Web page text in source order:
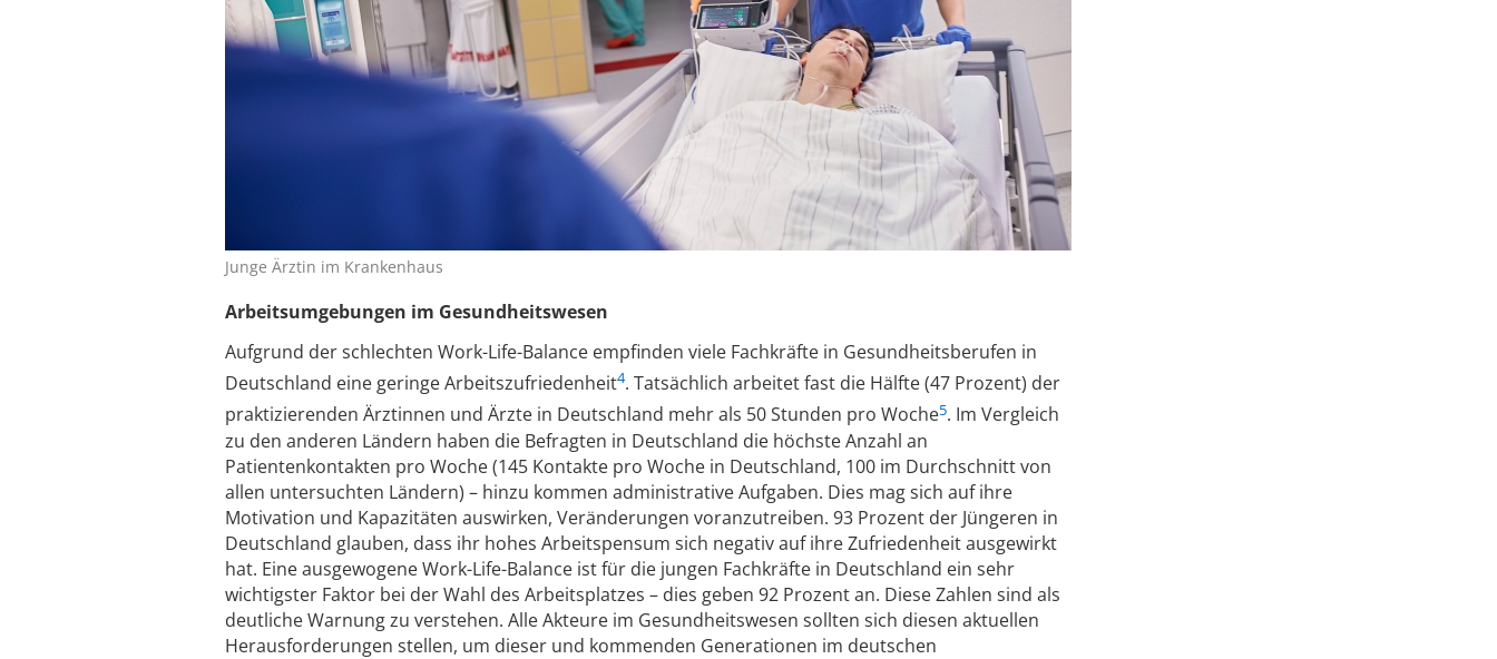
Junge Ärztin im Krankenhaus
Arbeitsumgebungen im Gesundheitswesen
Aufgrund der schlechten Work-Life-Balance empfinden viele Fachkräfte in Gesundheitsberufen in
Deutschland eine geringe Arbeitszufriedenheit4. Tatsächlich arbeitet fast die Hälfte (47 Prozent) der
praktizierenden Ärztinnen und Ärzte in Deutschland mehr als 50 Stunden pro Woche5. Im Vergleich
zu den anderen Ländern haben die Befragten in Deutschland die höchste Anzahl an
Patientenkontakten pro Woche (145 Kontakte pro Woche in Deutschland, 100 im Durchschnitt von
allen untersuchten Ländern) – hinzu kommen administrative Aufgaben. Dies mag sich auf ihre
Motivation und Kapazitäten auswirken, Veränderungen voranzutreiben. 93 Prozent der Jüngeren in
Deutschland glauben, dass ihr hohes Arbeitspensum sich negativ auf ihre Zufriedenheit ausgewirkt
hat. Eine ausgewogene Work-Life-Balance ist für die jungen Fachkräfte in Deutschland ein sehr
wichtigster Faktor bei der Wahl des Arbeitsplatzes – dies geben 92 Prozent an. Diese Zahlen sind als
deutliche Warnung zu verstehen. Alle Akteure im Gesundheitswesen sollten sich diesen aktuellen
Herausforderungen stellen, um dieser und kommenden Generationen im deutschen